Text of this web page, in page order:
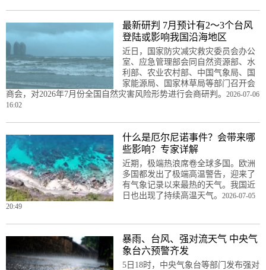
最新研判 7月预计有2～3个台风
登陆或影响我国沿海地区
近日，国家防灾减灾救灾委员会办公
室、应急管理部会同自然资源部、水
利部、农业农村部、中国气象局、国
家能源局、国家林草局等部门召开会
商会，对2026年7月份全国自然灾害风险形势进行会商研判。 2026-07-06
16:02
什么是厄尔尼诺事件？会带来哪
些影响？专家详解
近期，极端热浪席卷全球多国。欧洲
多国都发出了极端高温警告，迎来了
有气象记录以来最热的天气。我国近
日也出现了持续高温天气。 2026-07-05
20:49
暴雨、台风、强对流天气 中央气
象台六预警齐发
5日18时，中央气象台等部门发布强对